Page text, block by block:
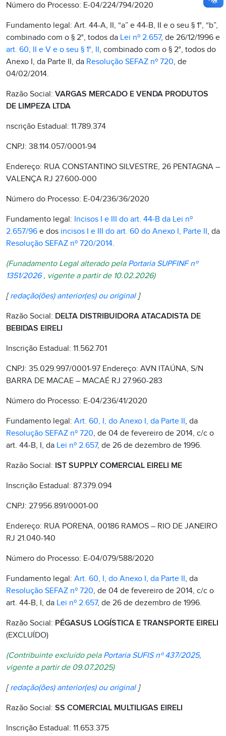
Número do Processo: E-04/224/794/2020
Fundamento legal: Art. 44-A, II, “a” e 44-B, II e o seu § 1°, “b”,
combinado com o § 2°, todos da Lei nº 2.657, de 26/12/1996 e
art. 60, II e V e o seu § 1°, II, combinado com o § 2°, todos do
Anexo I, da Parte II, da Resolução SEFAZ nº 720, de
04/02/2014.
Razão Social: VARGAS MERCADO E VENDA PRODUTOS
DE LIMPEZA LTDA
nscrição Estadual: 11.789.374
CNPJ: 38.114.057/0001-94
Endereço: RUA CONSTANTINO SILVESTRE, 26 PENTAGNA –
VALENÇA RJ 27.600-000
Número do Processo: E-04/236/36/2020
Fundamento legal: Incisos I e III do art. 44-B da Lei nº
2.657/96 e dos incisos I e III do art. 60 do Anexo I, Parte II, da
Resolução SEFAZ nº 720/2014.
(Funadamento Legal alterado pela Portaria SUPFINF nº
1351/2026, vigente a partir de 10.02.2026)
[redação(ões) anterior(es) ou original ]
Razão Social: DELTA DISTRIBUIDORA ATACADISTA DE
BEBIDAS EIRELI
Inscrição Estadual: 11.562.701
CNPJ: 35.029.997/0001-97 Endereço: AVN ITAÚNA, S/N
BARRA DE MACAE – MACAÉ RJ 27.960-283
Número do Processo: E-04/236/41/2020
Fundamento legal: Art. 60, I, do Anexo I, da Parte II, da
Resolução SEFAZ nº 720, de 04 de fevereiro de 2014, c/c o
art. 44-B, I, da Lei nº 2.657, de 26 de dezembro de 1996.
Razão Social: IST SUPPLY COMERCIAL EIRELI ME
Inscrição Estadual: 87.379.094
CNPJ: 27.956.891/0001-00
Endereço: RUA PORENA, 00186 RAMOS – RIO DE JANEIRO
RJ 21.040-140
Número do Processo: E-04/079/588/2020
Fundamento legal: Art. 60, I, do Anexo I, da Parte II, da
Resolução SEFAZ nº 720, de 04 de fevereiro de 2014, c/c o
art. 44-B, I, da Lei nº 2.657, de 26 de dezembro de 1996.
Razão Social: PÉGASUS LOGÍSTICA E TRANSPORTE EIRELI
(EXCLUÍDO)
(Contribuinte excluído pela Portaria SUFIS nº 437/2025,
vigente a partir de 09.07.2025)
[redação(ões) anterior(es) ou original ]
Razão Social: SS COMERCIAL MULTILIGAS EIRELI
Inscrição Estadual: 11.653.375